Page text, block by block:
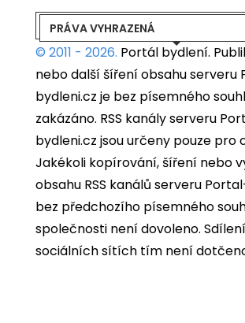
PRÁVA VYHRAZENÁ
© 2011 - 2026. Portál bydlení.
nebo další šíření obsahu serveru
bydleni.cz je bez písemného
zakázáno. RSS kanály serveru
bydleni.cz jsou určeny pouze pro
Jakékoli kopírování, šíření nebo
obsahu RSS kanálů serveru
bez předchozího písemného
společnosti není dovoleno.
sociálních sítích tím není